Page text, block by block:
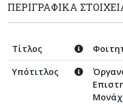
ΠΕΡΙΓΡΑΦΙΚΆ
Τίτλος
Υπότιτλος